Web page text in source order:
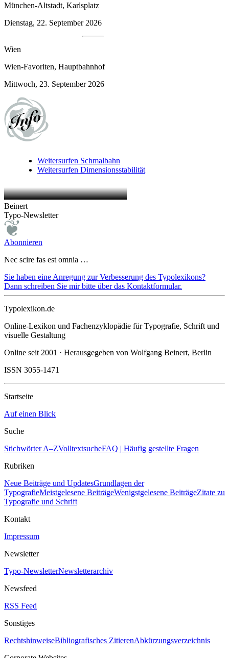
München-Altstadt, Karlsplatz
Dienstag, 22. September 2026
Wien
Wien-Favoriten, Hauptbahnhof
Mittwoch, 23. September 2026
Weitersurfen Schmalbahn
Weitersurfen Dimensionsstabilität
Beinert
Typo-Newsletter
Abonnieren
Nec scire fas est omnia …
Sie haben eine Anregung zur Verbesserung des Typolexikons?
Dann schreiben Sie mir bitte über das Kontaktformular.
Typolexikon.de
Online-Lexikon und Fachenzyklopädie für Typografie, Schrift und
visuelle Gestaltung
Online seit 2001 · Herausgegeben von Wolfgang Beinert, Berlin
ISSN 3055-1471
Startseite
Auf einen Blick
Suche
Stichwörter A–ZVolltextsucheFAQ | Häufig gestellte Fragen
Rubriken
Neue Beiträge und UpdatesGrundlagen der
TypografieMeistgelesene BeiträgeWenigstgelesene BeiträgeZitate zu
Typografie und Schrift
Kontakt
Impressum
Newsletter
Typo-NewsletterNewsletterarchiv
Newsfeed
RSS Feed
Sonstiges
RechtshinweiseBibliografisches ZitierenAbkürzungsverzeichnis